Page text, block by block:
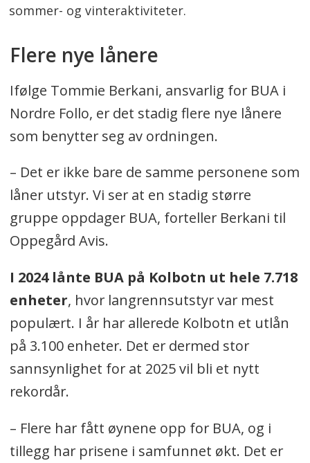
sommer- og vinteraktiviteter.
Flere nye lånere
Ifølge Tommie Berkani, ansvarlig for BUA i
Nordre Follo, er det stadig flere nye lånere
som benytter seg av ordningen.
– Det er ikke bare de samme personene som
låner utstyr. Vi ser at en stadig større
gruppe oppdager BUA, forteller Berkani til
Oppegård Avis.
I 2024 lånte BUA på Kolbotn ut hele 7.718
enheter, hvor langrennsutstyr var mest
populært. I år har allerede Kolbotn et utlån
på 3.100 enheter. Det er dermed stor
sannsynlighet for at 2025 vil bli et nytt
rekordår.
– Flere har fått øynene opp for BUA, og i
tillegg har prisene i samfunnet økt. Det er